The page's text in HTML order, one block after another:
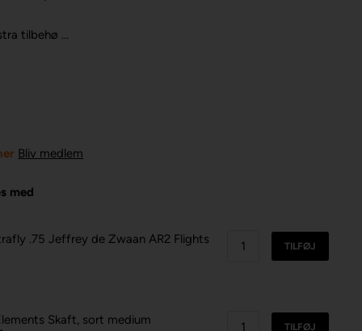
tilbehø ...
Bliv medlem
med
TILFØJ
.75 Jeffrey de Zwaan AR2 Flights
TILFØJ
Skaft, sort medium